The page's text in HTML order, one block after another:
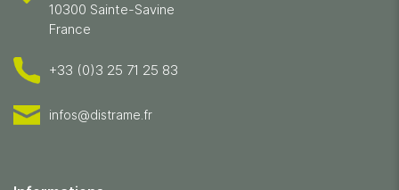
10300 Sainte-Savine
France
+33 (0)3 25 71 25 83
infos@distrame.fr